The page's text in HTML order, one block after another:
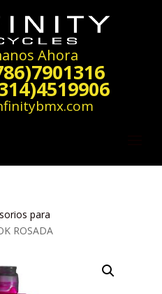
Ahora
para
ROSADA